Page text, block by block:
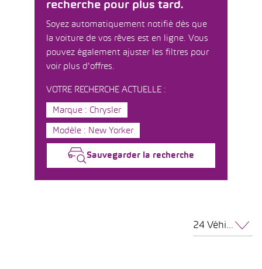
recherche pour plus tard.
Soyez automatiquement notifié dès que
la voiture de vos rêves est en ligne. Vous
pouvez également ajuster les filtres pour
voir plus d'offres.
VOTRE RECHERCHE ACTUELLE :
Marque : Chrysler
Modèle : New Yorker
Sauvegarder la recherche
24 Véhicules par page